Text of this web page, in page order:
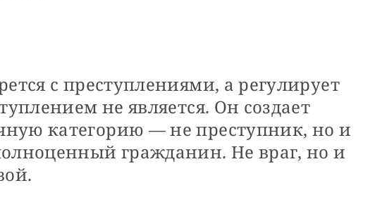
с преступлениями, а регулирует
не является. Он создает
категорию — не преступник, но и
гражданин. Не враг, но и